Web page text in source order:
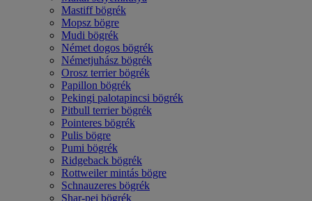
Mastiff bögrék
Mopsz bögre
Mudi bögrék
Német dogos bögrék
Németjuhász bögrék
Orosz terrier bögrék
Papillon bögrék
Pekingi palotapincsi bögrék
Pitbull terrier bögrék
Pointeres bögrék
Pulis bögre
Pumi bögrék
Ridgeback bögrék
Rottweiler mintás bögre
Schnauzeres bögrék
Shar-pei bögrék